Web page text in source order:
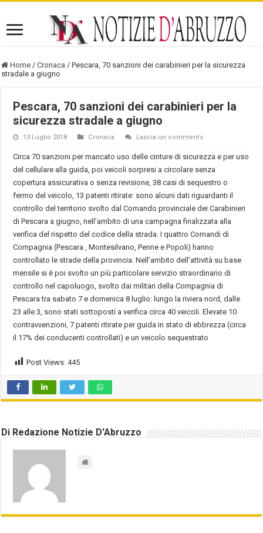
Home / Cronaca / Pescara, 70 sanzioni dei carabinieri per la sicurezza
stradale a giugno
Pescara, 70 sanzioni dei carabinieri per la
sicurezza stradale a giugno
13 Luglio 2018 Cronaca Lascia un commento
Circa 70 sanzioni per mancato uso delle cinture di sicurezza e per uso
del cellulare alla guida, poi veicoli sorpresi a circolare senza
copertura assicurativa o senza revisione, 38 casi di sequestro o
fermo del veicolo, 13 patenti ritirate: sono alcuni dati riguardanti il
controllo del territorio svolto dal Comando provinciale dei Carabinieri
di Pescara a giugno, nell’ambito di una campagna finalizzata alla
verifica del rispetto del codice della strada. I quattro Comandi di
Compagnia (Pescara , Montesilvano, Penne e Popoli) hanno
controllato le strade della provincia. Nell’ambito dell’attività su base
mensile si è poi svolto un più particolare servizio straordinario di
controllo nel capoluogo, svolto dai militari della Compagnia di
Pescara tra sabato 7 e domenica 8 luglio: lungo la riviera nord, dalle
23 alle 3, sono stati sottoposti a verifica circa 40 veicoli. Elevate 10
contravvenzioni, 7 patenti ritirate per guida in stato di ebbrezza (circa
il 17% dei conducenti controllati) e un veicolo sequestrato
Post Views: 445
Di Redazione Notizie D'Abruzzo